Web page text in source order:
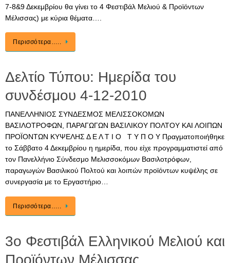
7-8&9 Δεκεμβρίου θα γίνει το 4 Φεστιβάλ Μελιού & Προϊόντων
Μέλισσας) με κύρια θέματα….
Περισσότερα…..
Δελτίο Τύπου: Ημερίδα του
συνδέσμου 4-12-2010
ΠΑΝΕΛΛΗΝΙΟΣ ΣΥΝΔΕΣΜΟΣ ΜΕΛΙΣΣΟΚΟΜΩΝ
ΒΑΣΙΛΟΤΡΟΦΩΝ, ΠΑΡΑΓΩΓΩΝ ΒΑΣΙΛΙΚΟΥ ΠΟΛΤΟΥ ΚΑΙ ΛΟΙΠΩΝ
ΠΡΟΪΟΝΤΩΝ ΚΥΨΕΛΗΣ Δ Ε Λ Τ Ι Ο Τ Υ Π Ο Υ Πραγματοποιήθηκε
το Σάββατο 4 Δεκεμβρίου η ημερίδα, που είχε προγραμματιστεί από
τον Πανελλήνιο Σύνδεσμο Μελισσοκόμων Βασιλοτρόφων,
παραγωγών Βασιλικού Πολτού και λοιπών προϊόντων κυψέλης σε
συνεργασία με το Εργαστήριο…
Περισσότερα…..
3ο Φεστιβάλ Ελληνικού Μελιού και
Προϊόντων Μέλισσας